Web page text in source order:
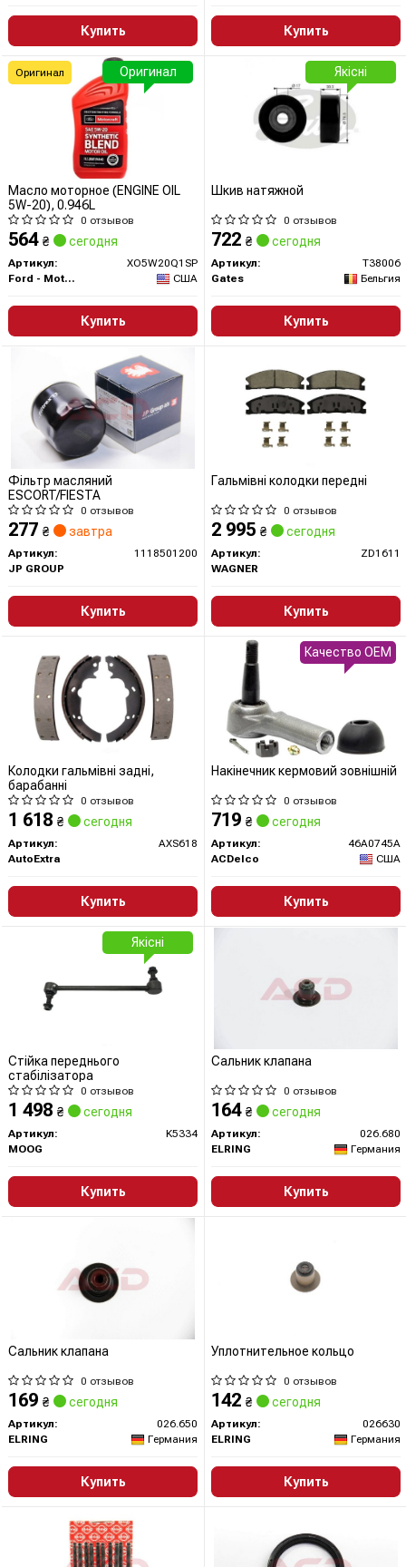
Купить Купить
Масло моторное (ENGINE OIL
5W-20), 0.946L
0 отзывов
564 ₴ сегодня
Артикул:
XO5W20Q1SP
Ford - Motorcraft
США
Купить
Оригинал
Оригинал
Шкив натяжной
0 отзывов
722 ₴ сегодня
Артикул:
T38006
Gates
Бельгия
Купить
Якісні
Фільтр масляний
ESCORT/FIESTA
0 отзывов
277 ₴ завтра
Артикул:
1118501200
JP GROUP
Купить
Гальмівні колодки передні
0 отзывов
2 995 ₴ сегодня
Артикул:
ZD1611
WAGNER
Купить
Колодки гальмівні задні,
барабанні
0 отзывов
1 618 ₴ сегодня
Артикул:
AXS618
AutoExtra
Купить
Накінечник кермовий зовнішній
0 отзывов
719 ₴ сегодня
Артикул:
46A0745A
ACDelco
США
Купить
Качество OEM
Стійка переднього
стабілізатора
0 отзывов
1 498 ₴ сегодня
Артикул:
K5334
MOOG
Купить
Якісні
Сальник клапана
0 отзывов
164 ₴ сегодня
Артикул:
026.680
ELRING
Германия
Купить
Сальник клапана
0 отзывов
169 ₴ сегодня
Артикул:
026.650
ELRING
Германия
Купить
Уплотнительное кольцо
0 отзывов
142 ₴ сегодня
Артикул:
026630
ELRING
Германия
Купить